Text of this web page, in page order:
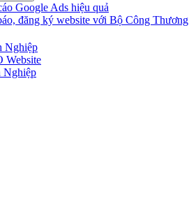
Google Ads hiệu quả
đăng ký website với Bộ Công Thương
Nghiệp
Website
Nghiệp